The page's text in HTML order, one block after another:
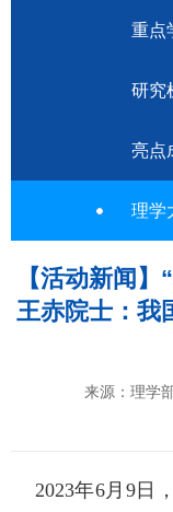
重点
研究
亮点
理学
【活动新闻
王赤院士：我
来源：理学
2023年6月 9日